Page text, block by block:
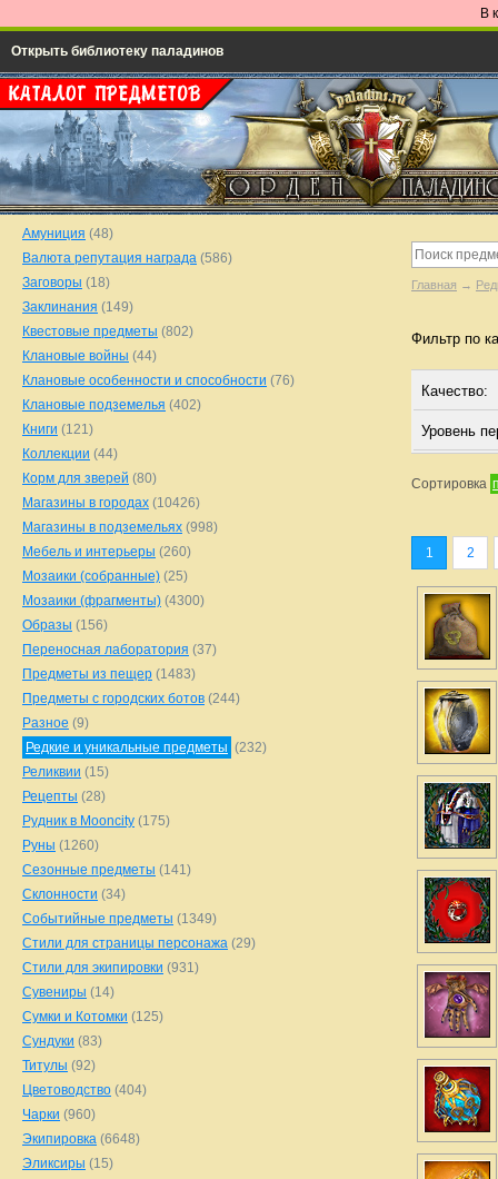
В
Открыть библиотеку паладинов
Главная →
Фильтр по
Качество:
Уровень
Сортировка
1 2
Амуниция (48)
Валюта репутация награда (586)
Заговоры (18)
Заклинания (149)
Квестовые предметы (802)
Клановые войны (44)
Клановые особенности и способности (76)
Клановые подземелья (402)
Книги (121)
Коллекции (44)
Корм для зверей (80)
Магазины в городах (10426)
Магазины в подземельях (998)
Мебель и интерьеры (260)
Мозаики (собранные) (25)
Мозаики (фрагменты) (4300)
Образы (156)
Переносная лаборатория (37)
Предметы из пещер (1483)
Предметы с городских ботов (244)
Разное (9)
Редкие и уникальные предметы (232)
Реликвии (15)
Рецепты (28)
Рудник в Mooncity (175)
Руны (1260)
Сезонные предметы (141)
Склонности (34)
Событийные предметы (1349)
Стили для страницы персонажа (29)
Стили для экипировки (931)
Сувениры (14)
Сумки и Котомки (125)
Сундуки (83)
Титулы (92)
Цветоводство (404)
Чарки (960)
Экипировка (6648)
Эликсиры (15)